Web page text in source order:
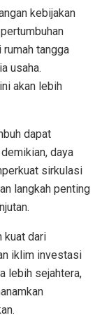
kebijakan
tangga
usaha.
akan lebih
dapat
daya
sirkulasi
langkah penting
kuat dari
iklim investasi
lebih sejahtera,